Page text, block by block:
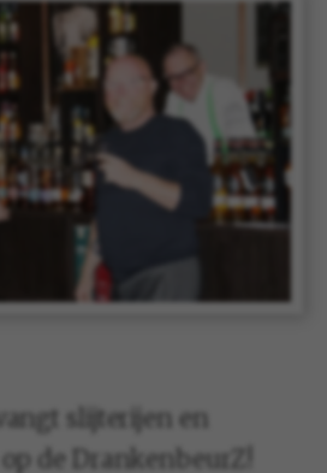
slijterijen en
de DrankenbeurZ!